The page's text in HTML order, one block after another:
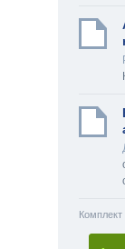
Комплект